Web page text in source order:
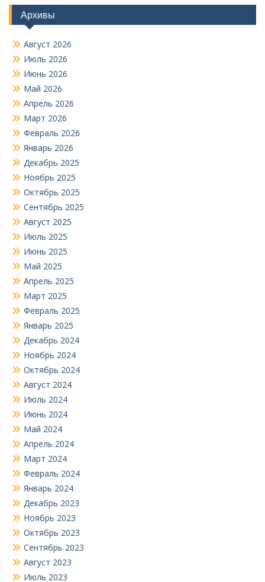
Архивы
Август 2026
Июль 2026
Июнь 2026
Май 2026
Апрель 2026
Март 2026
Февраль 2026
Январь 2026
Декабрь 2025
Ноябрь 2025
Октябрь 2025
Сентябрь 2025
Август 2025
Июль 2025
Июнь 2025
Май 2025
Апрель 2025
Март 2025
Февраль 2025
Январь 2025
Декабрь 2024
Ноябрь 2024
Октябрь 2024
Август 2024
Июль 2024
Июнь 2024
Май 2024
Апрель 2024
Март 2024
Февраль 2024
Январь 2024
Декабрь 2023
Ноябрь 2023
Октябрь 2023
Сентябрь 2023
Август 2023
Июль 2023